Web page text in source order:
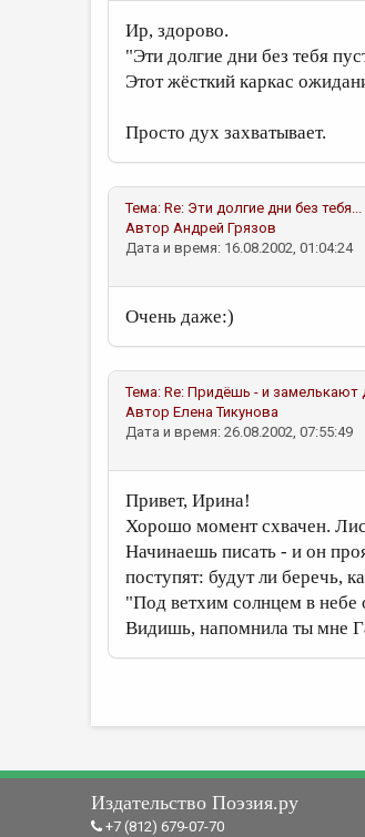
Ир, здорово.
"Эти долгие дни без тебя
Этот жёсткий каркас
Просто дух захватывает.
Тема: Re: Эти долгие дни без тебя...
Автор Андрей Грязов
Дата и время: 16.08.2002, 01:04:24
Очень даже:)
Тема: Re: Придёшь - и замелькают
Автор Елена Тикунова
Дата и время: 26.08.2002, 07:55:49
Привет, Ирина!
Хорошо момент схвачен.
Начинаешь писать - и он
поступят: будут ли беречь,
"Под ветхим солнцем в небе
Видишь, напомнила ты мне
Издательство Поэзия.ру
+7 (812) 679-07-70